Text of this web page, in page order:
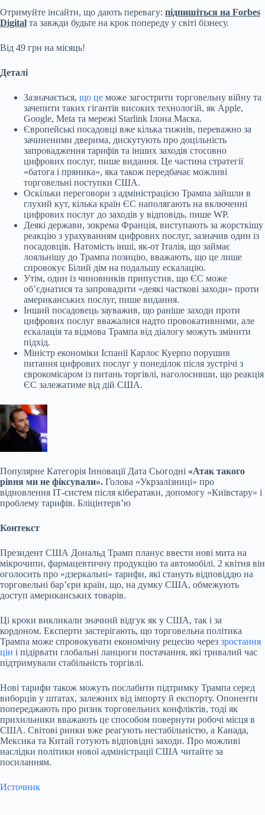
Отримуйте інсайти, що дають перевагу: підпишіться на Forbes
Digital та завжди будьте на крок попереду у світі бізнесу.
Від 49 грн на місяць!
Деталі
Зазначається, що це може загострити торговельну війну та
зачепити таких гігантів високих технологій, як Apple,
Google, Meta та мережі Starlink Ілона Маска.
Європейські посадовці вже кілька тижнів, переважно за
зачиненими дверима, дискутують про доцільність
запровадження тарифів та інших заходів стосовно
цифрових послуг, пише видання. Це частина стратегії
«батога і пряника», яка також передбачає можливі
торговельні поступки США.
Оскільки переговори з адміністрацією Трампа зайшли в
глухий кут, кілька країн ЄС наполягають на включенні
цифрових послуг до заходів у відповідь, пише WP.
Деякі держави, зокрема Франція, виступають за жорсткішу
реакцію з урахуванням цифрових послуг, зазначив один із
посадовців. Натомість інші, як-от Італія, що займає
лояльнішу до Трампа позицію, вважають, що це лише
спровокує Білий дім на подальшу ескалацію.
Утім, один із чиновників припустив, що ЄС може
об’єднатися та запровадити «деякі часткові заходи» проти
американських послуг, пише видання.
Інший посадовець зауважив, що раніше заходи проти
цифрових послуг вважалися надто провокативними, але
ескалація та відмова Трампа від діалогу можуть змінити
підхід.
Міністр економіки Іспанії Карлос Куерпо порушив
питання цифрових послуг у понеділок після зустрічі з
єврокомісаром із питань торгівлі, наголосивши, що реакція
ЄС залежатиме від дій США.
Популярне Категорія Інновації Дата Сьогодні «Атак такого
рівня ми не фіксували». Голова «Укрзалізниці» про
відновлення ІТ-систем після кібератаки, допомогу «Київстару» і
проблему тарифів. Бліцінтерв’ю
Контекст
Президент США Дональд Трамп планує ввести нові мита на
мікрочипи, фармацевтичну продукцію та автомобілі. 2 квітня він
оголосить про «дзеркальні» тарифи, які стануть відповіддю на
торговельні бар’єри країн, що, на думку США, обмежують
доступ американських товарів.
Ці кроки викликали значний відгук як у США, так і за
кордоном. Експерти застерігають, що торговельна політика
Трампа може спровокувати економічну рецесію через зростання
цін і підірвати глобальні ланцюги постачання, які тривалий час
підтримували стабільність торгівлі.
Нові тарифи також можуть послабити підтримку Трампа серед
виборців у штатах, залежних від імпорту й експорту. Опоненти
попереджають про ризик торговельних конфліктів, тоді як
прихильники вважають це способом повернути робочі місця в
США. Світові ринки вже реагують нестабільністю, а Канада,
Мексика та Китай готують відповідні заходи. Про можливі
наслідки політики нової адміністрації США читайте за
посиланням.
Источник